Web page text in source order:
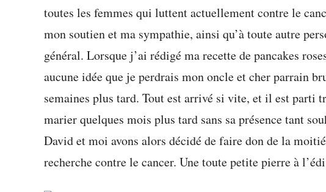
toutes les femmes qui luttent actuellement contre le
mon soutien et ma sympathie, ainsi qu’à toute autre
général. Lorsque j’ai rédigé ma recette de pancakes
aucune idée que je perdrais mon oncle et cher parrain
semaines plus tard. Tout est arrivé si vite, et il est parti
marier quelques mois plus tard sans sa présence tant
David et moi avons alors décidé de faire don de la
recherche contre le cancer. Une toute petite pierre à